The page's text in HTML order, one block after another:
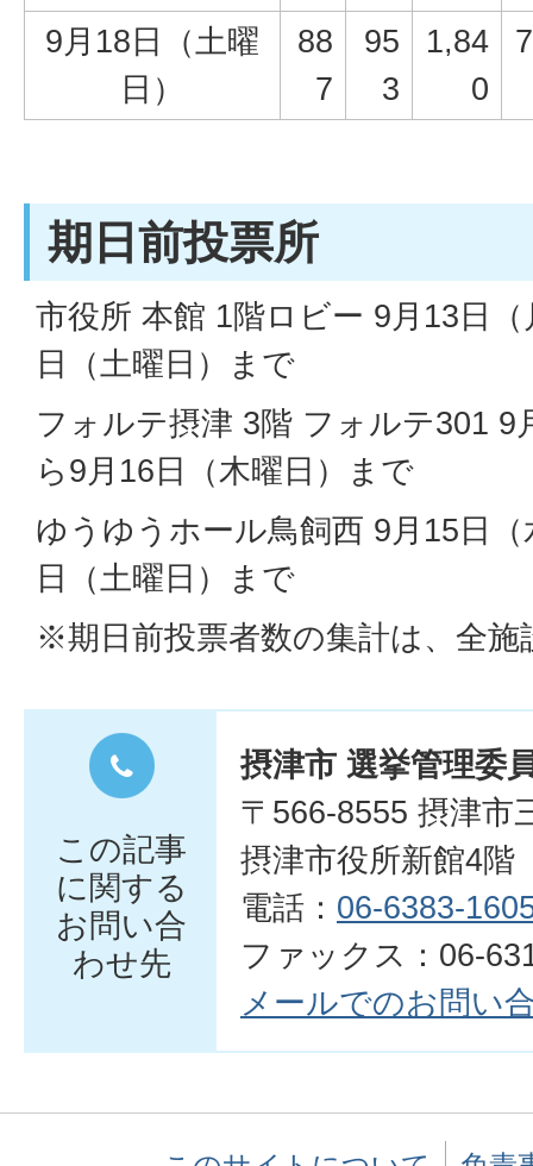
9月18日（土曜
日）
88
7
95
3
1,84
0
期日前投票所
市役所 本館 1階ロビー 9月13日
日（土曜日）まで
フォルテ摂津 3階 フォルテ301 9
ら9月16日（木曜日）まで
ゆうゆうホール鳥飼西 9月15日
日（土曜日）まで
※期日前投票者数の集計は、全施
この記事
に関する
お問い合
わせ先
摂津市 選挙管理委
〒566-8555 摂津市
摂津市役所新館4階
電話： 06-6383-
ファックス：06-
メールでのお問い